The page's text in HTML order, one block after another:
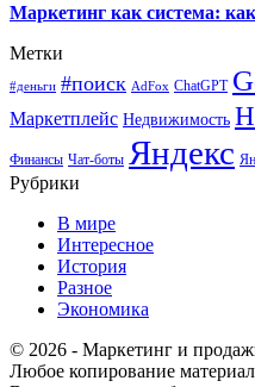
Маркетинг как система:
Метки
#деньги #поиск AdFox ChatGPT
Маркетплейс Недвижимость
Финансы Чат-боты Яндекс
Рубрики
В мире
Интересное
История
Разное
Экономика
© 2026 - Маркетинг и
Любое копирование